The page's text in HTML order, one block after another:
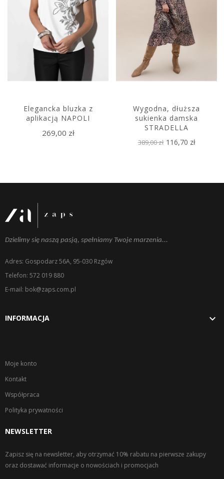
Elegancka bluzka z
aplikacją NAPOLI
269,00 zł
Wygodna, dłuższa
sukienka damska
STRADELLA
389,00 zł 116,70 zł
Dzielimy się naszą pasją, spełniamy Twoje marzenia...
Adres: Gospodarz 56A, 95-030 Rzgów
Telefon: 572 019 880
E-mail: bok@zaps.com.pl
INFORMACJA 
Moje konto
Kontakt
Współpraca
Polityka prywatności
NEWSLETTER
Zapisz się na newsletter, aby otrzymać 10% rabatu na pierwsze zakupy
oraz dostawać informacje o nowościach i promocjach